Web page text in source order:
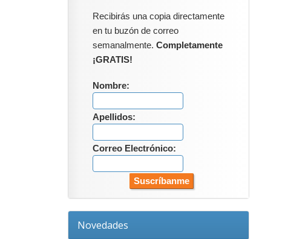
Recibirás una copia directamente
en tu buzón de correo
semanalmente. Completamente
¡GRATIS!
Nombre:
Apellidos:
Correo Electrónico:
Novedades